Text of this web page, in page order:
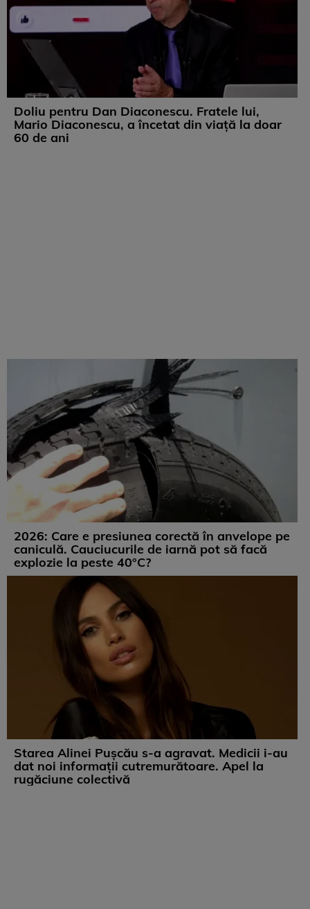
Doliu pentru Dan Diaconescu. Fratele lui,
Mario Diaconescu, a încetat din viață la doar
60 de ani
2026: Care e presiunea corectă în anvelope pe
caniculă. Cauciucurile de iarnă pot să facă
explozie la peste 40°C?
Starea Alinei Pușcău s-a agravat. Medicii i-au
dat noi informații cutremurătoare. Apel la
rugăciune colectivă